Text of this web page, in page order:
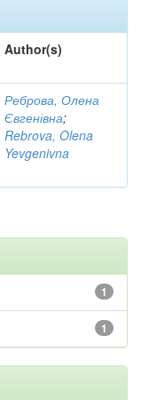
Author(s)
Реброва, Олена
Євгенівна;
Rebrova, Olena
Yevgenivna
1
1